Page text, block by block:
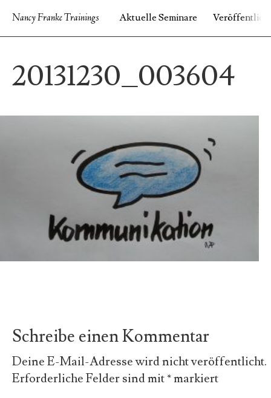
Nancy Franke Trainings Aktuelle Seminare
20131230_003604
Schreibe einen Kommentar
Deine E-Mail-Adresse wird nicht veröffentlicht.
Erforderliche Felder sind mit*markiert